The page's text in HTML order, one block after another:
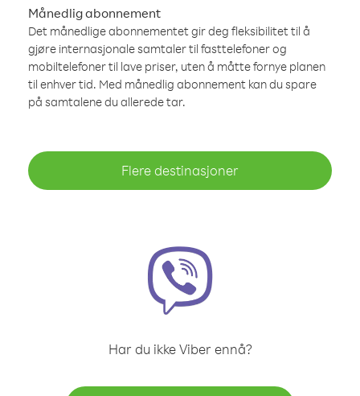
Månedlig abonnement
Det månedlige abonnementet gir deg fleksibilitet til å
gjøre internasjonale samtaler til fasttelefoner og
mobiltelefoner til lave priser, uten å måtte fornye planen
til enhver tid. Med månedlig abonnement kan du spare
på samtalene du allerede tar.
Flere destinasjoner
Har du ikke Viber ennå?